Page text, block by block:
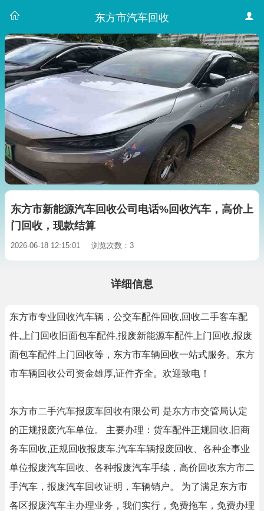
东方市汽车回收
东方市新能源汽车回收公司电话%回收汽车，高价上
门回收，现款结算
2026-06-18 12:15:01 浏览次数：3
详细信息
东方市专业回收汽车辆，公交车配件回收,回收二手客车配
件,上门回收旧面包车配件,报废新能源车配件上门回收,报废
面包车配件上门回收等，东方市车辆回收一站式服务。东方
市车辆回收公司资金雄厚,证件齐全。欢迎致电！
东方市二手汽车报废车回收有限公司 是东方市交管局认定
的正规报废汽车单位。 主要办理：货车配件正规回收,旧商
务车回收,正规回收报废车,汽车车辆报废回收、各种企事业
单位报废汽车回收、各种报废汽车手续，高价回收东方市二
手汽车，报废汽车回收证明，车辆销户。 为了满足东方市
各区报废汽车主办理业务，我们实行，免费拖车，免费办理